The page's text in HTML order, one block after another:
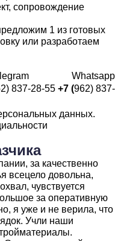
сопровождение
1 из готовых
или разработаем
Whatsapp
837-28-55 +7 (962) 837-
данных.
за качественно
всецело довольна,
чувствуется
за оперативную
я уже и не верила, что
Учли наши